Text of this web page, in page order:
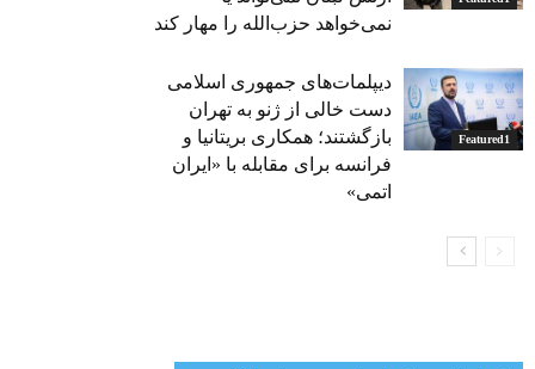
نمی‌خواهد حزب‌الله را مهار کند
Featured1
دیپلمات‌های جمهوری اسلامی
دست خالی از ژنو به تهران
بازگشتند؛ همکاری بریتانیا و
فرانسه برای مقابله با «ایران
اتمی»